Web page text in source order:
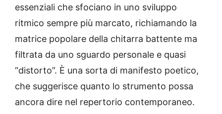
essenziali che sfociano in uno sviluppo
ritmico sempre più marcato, richiamando la
matrice popolare della chitarra battente ma
filtrata da uno sguardo personale e quasi
“distorto”. È una sorta di manifesto poetico,
che suggerisce quanto lo strumento possa
ancora dire nel repertorio contemporaneo.